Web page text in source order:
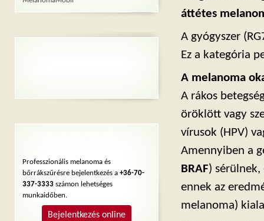
áttétes
A gyógyszer
Ez a kategória
A melanoma
A rákos
öröklött vagy
vírusok (HPV)
Amennyiben a
BRAF)
ennek az
melanoma)
Professzionális melanoma és
bőrrákszűrésre bejelentkezés a +36-70-
337-3333 számon lehetséges
munkaidőben.
Bejelentkezés online